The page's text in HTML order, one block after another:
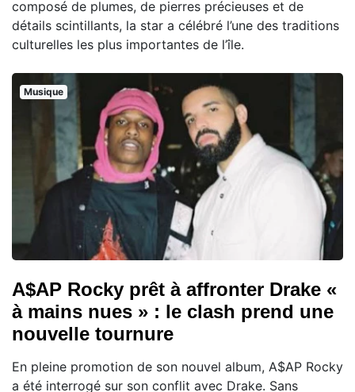
composé de plumes, de pierres précieuses et de
détails scintillants, la star a célébré l’une des traditions
culturelles les plus importantes de l’île.
Musique
A$AP Rocky prêt à affronter Drake «
à mains nues » : le clash prend une
nouvelle tournure
En pleine promotion de son nouvel album, A$AP Rocky
a été interrogé sur son conflit avec Drake. Sans